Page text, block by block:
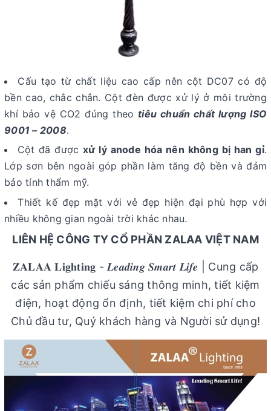
Cấu tạo từ chất liệu cao cấp nên cột DC07 có độ
bền cao, chắc chắn. Cột đèn được xử lý ở môi trường
khí bảo vệ CO2 đúng theotiêu chuẩn chất lượng ISO
9001 – 2008.
Cột đã được xử lý anode hóa nên không bị han gỉ.
Lớp sơn bên ngoài góp phần làm tăng độ bền và đảm
bảo tính thẩm mỹ.
Thiết kế đẹp mặt với vẻ đẹp hiện đại phù hợp với
nhiều không gian ngoài trời khác nhau.
LIÊN HỆ CÔNG TY CỔ PHẦN ZALAA VIỆT NAM
𝐙𝐀𝐋𝐀𝐀 𝐋𝐢𝐠𝐡𝐭𝐢𝐧𝐠 - 𝑳𝒆𝒂𝒅𝒊𝒏𝒈 𝑺𝒎𝒂𝒓𝒕 𝑳𝒊𝒇𝒆 | Cung cấp
các sản phẩm chiếu sáng thông minh, tiết kiệm
điện, hoạt động ổn định, tiết kiệm chi phí cho
Chủ đầu tư, Quý khách hàng và Người sử dụng!